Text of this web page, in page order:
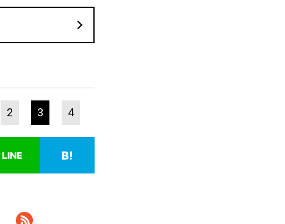
2 3 4